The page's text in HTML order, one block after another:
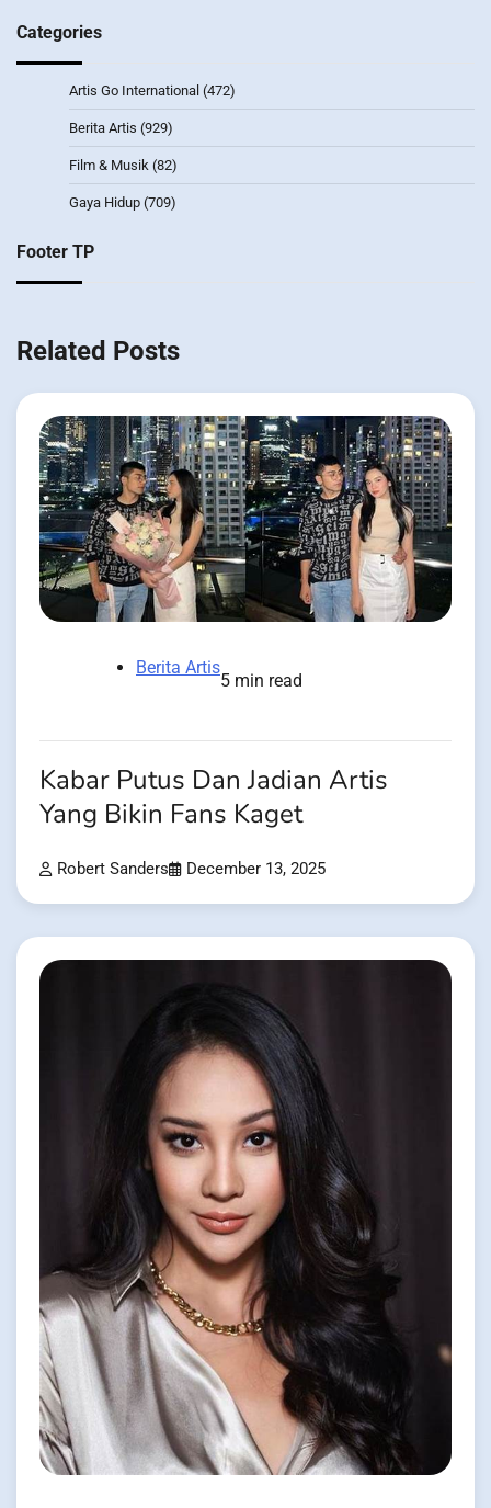
Categories
Artis Go International (472)
Berita Artis (929)
Film & Musik (82)
Gaya Hidup (709)
Footer TP
Related Posts
Berita Artis
5 min read
Kabar Putus Dan Jadian Artis
Yang Bikin Fans Kaget
Robert Sanders December 13, 2025